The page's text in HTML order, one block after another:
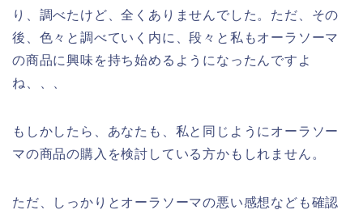
り、調べたけど、全くありませんでした。ただ、その
後、色々と調べていく内に、段々と私もオーラソーマ
の商品に興味を持ち始めるようになったんですよ
ね、、、
もしかしたら、あなたも、私と同じようにオーラソー
マの商品の購入を検討している方かもしれません。
ただ、しっかりとオーラソーマの悪い感想なども確認